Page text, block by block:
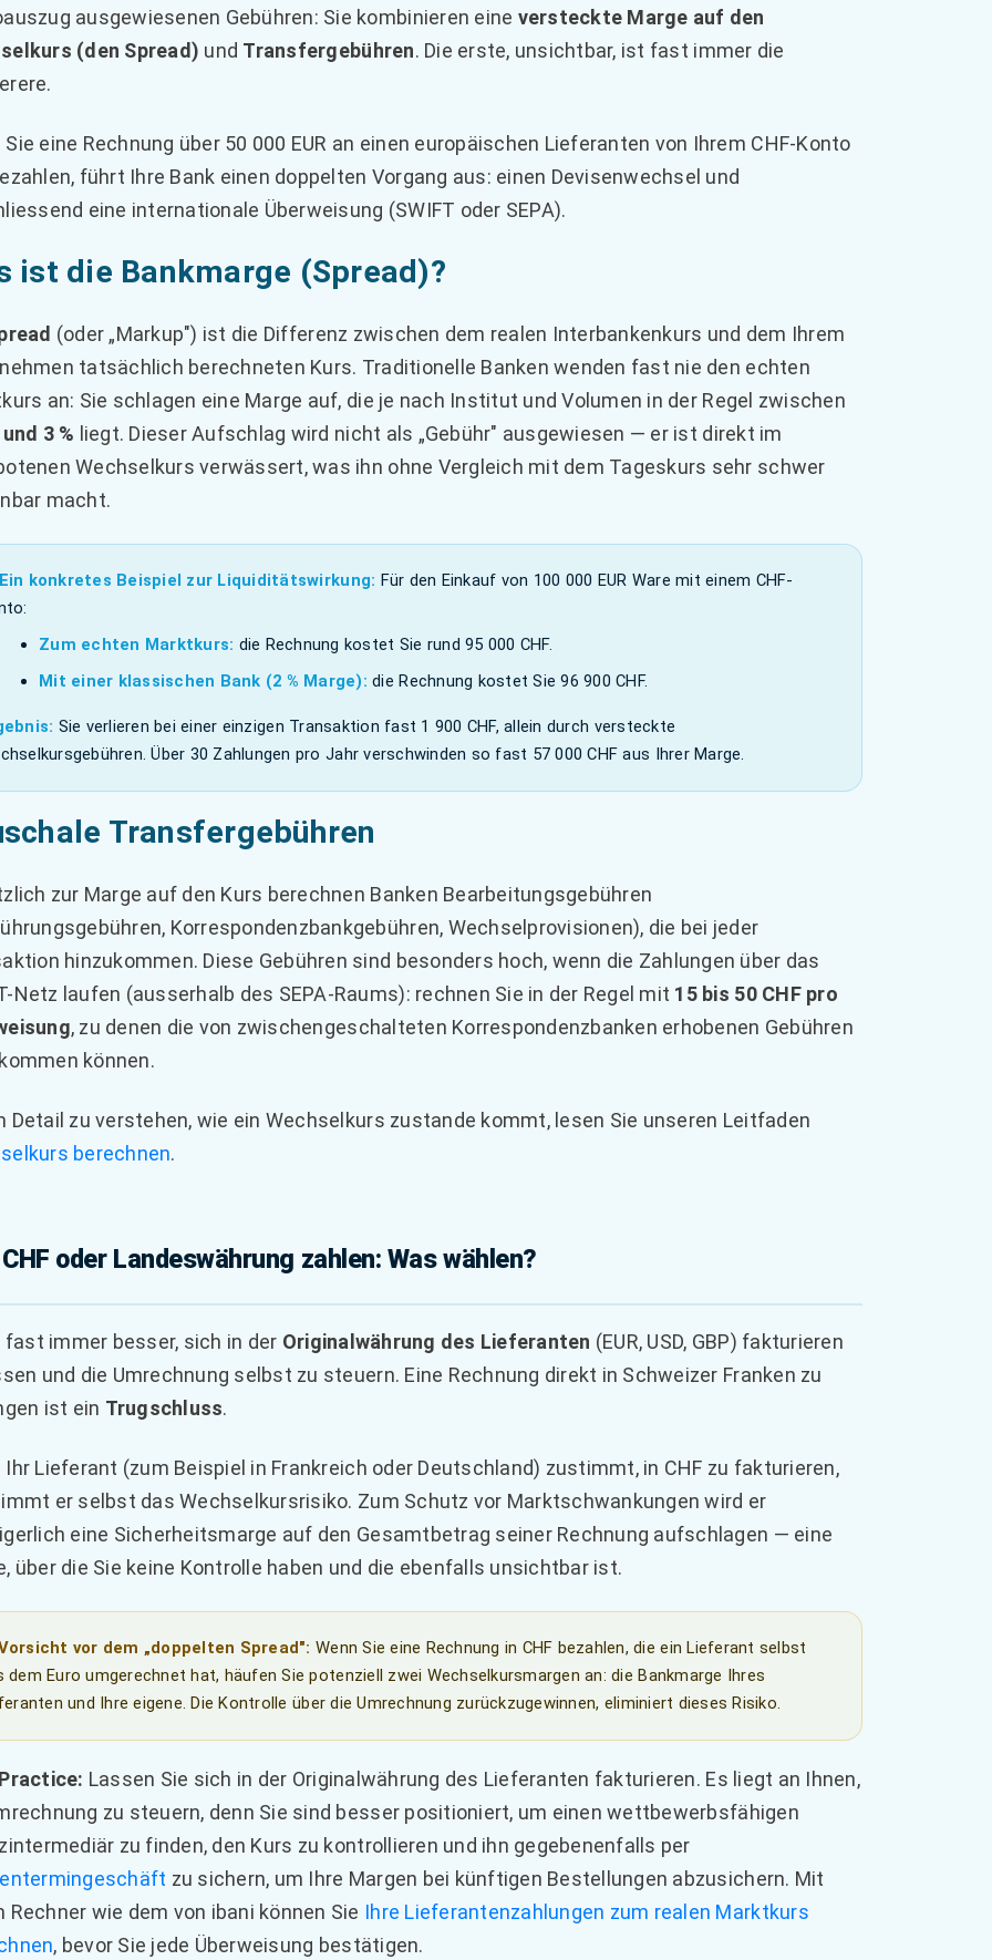
ausgewiesenen Gebühren: Sie kombinieren eine versteckte Marge auf den
(den Spread) und Transfergebühren. Die erste, unsichtbar, ist fast immer die
Sie eine Rechnung über 50 000 EUR an einen europäischen Lieferanten von Ihrem CHF-Konto
führt Ihre Bank einen doppelten Vorgang aus: einen Devisenwechsel und
eine internationale Überweisung (SWIFT oder SEPA).
ist die Bankmarge (Spread)?
(oder „Markup") ist die Differenz zwischen dem realen Interbankenkurs und dem Ihrem
tatsächlich berechneten Kurs. Traditionelle Banken wenden fast nie den echten
an: Sie schlagen eine Marge auf, die je nach Institut und Volumen in der Regel zwischen
3 % liegt. Dieser Aufschlag wird nicht als „Gebühr" ausgewiesen — er ist direkt im
Wechselkurs verwässert, was ihn ohne Vergleich mit dem Tageskurs sehr schwer
macht.
konkretes Beispiel zur Liquiditätswirkung: Für den Einkauf von 100 000 EUR Ware mit einem CHF-
Zum echten Marktkurs: die Rechnung kostet Sie rund 95 000 CHF.
Mit einer klassischen Bank (2 % Marge): die Rechnung kostet Sie 96 900 CHF.
Sie verlieren bei einer einzigen Transaktion fast 1 900 CHF, allein durch versteckte
Über 30 Zahlungen pro Jahr verschwinden so fast 57 000 CHF aus Ihrer Marge.
Transfergebühren
zur Marge auf den Kurs berechnen Banken Bearbeitungsgebühren
Korrespondenzbankgebühren, Wechselprovisionen), die bei jeder
hinzukommen. Diese Gebühren sind besonders hoch, wenn die Zahlungen über das
Netz laufen (ausserhalb des SEPA-Raums): rechnen Sie in der Regel mit 15 bis 50 CHF pro
, zu denen die von zwischengeschalteten Korrespondenzbanken erhobenen Gebühren
können.
Detail zu verstehen, wie ein Wechselkurs zustande kommt, lesen Sie unseren Leitfaden
berechnen.
oder Landeswährung zahlen: Was wählen?
fast immer besser, sich in der Originalwährung des Lieferanten (EUR, USD, GBP) fakturieren
und die Umrechnung selbst zu steuern. Eine Rechnung direkt in Schweizer Franken zu
ist ein Trugschluss.
Ihr Lieferant (zum Beispiel in Frankreich oder Deutschland) zustimmt, in CHF zu fakturieren,
er selbst das Wechselkursrisiko. Zum Schutz vor Marktschwankungen wird er
eine Sicherheitsmarge auf den Gesamtbetrag seiner Rechnung aufschlagen — eine
über die Sie keine Kontrolle haben und die ebenfalls unsichtbar ist.
vor dem „doppelten Spread": Wenn Sie eine Rechnung in CHF bezahlen, die ein Lieferant selbst
dem Euro umgerechnet hat, häufen Sie potenziell zwei Wechselkursmargen an: die Bankmarge Ihres
und Ihre eigene. Die Kontrolle über die Umrechnung zurückzugewinnen, eliminiert dieses Risiko.
Lassen Sie sich in der Originalwährung des Lieferanten fakturieren. Es liegt an Ihnen,
zu steuern, denn Sie sind besser positioniert, um einen wettbewerbsfähigen
zu finden, den Kurs zu kontrollieren und ihn gegebenenfalls per
zu sichern, um Ihre Margen bei künftigen Bestellungen abzusichern. Mit
Rechner wie dem von ibani können Sie Ihre Lieferantenzahlungen zum realen Marktkurs
, bevor Sie jede Überweisung bestätigen.